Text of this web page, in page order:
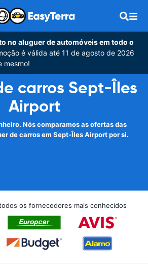
no aluguer de automóveis em todo o
é válida até 11 de agosto de 2026
mesmo!
carros Sept-Îles
Airport
Nós comparamos as ofertas das
de carros em Sept-Îles Airport por si.
os fornecedores mais conhecidos